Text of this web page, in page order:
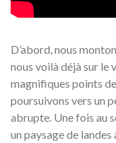
D’abord, nous
nous voilà déjà sur le
magnifiques points de
poursuivons vers un
abrupte. Une fois au
un paysage de